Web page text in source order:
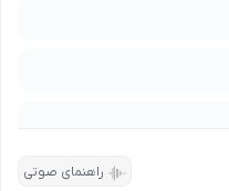
راهنمای صوتی